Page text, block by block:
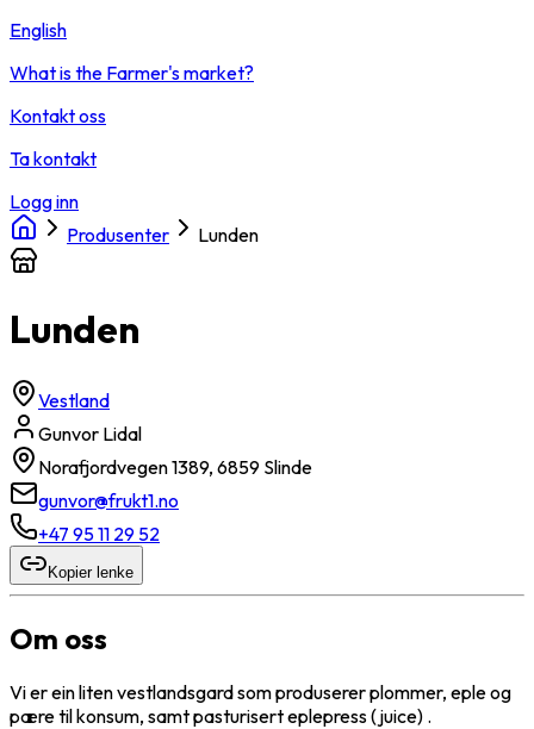
English
What is the Farmer's market?
Kontakt oss
Ta kontakt
Logg inn
Produsenter
Lunden
Lunden
Vestland
Gunvor Lidal
Norafjordvegen 1389, 6859 Slinde
gunvor@frukt1.no
+47 95 11 29 52
Kopier lenke
Om oss
Vi er ein liten vestlandsgard som produserer plommer, eple og
pære til konsum, samt pasturisert eplepress (juice) .